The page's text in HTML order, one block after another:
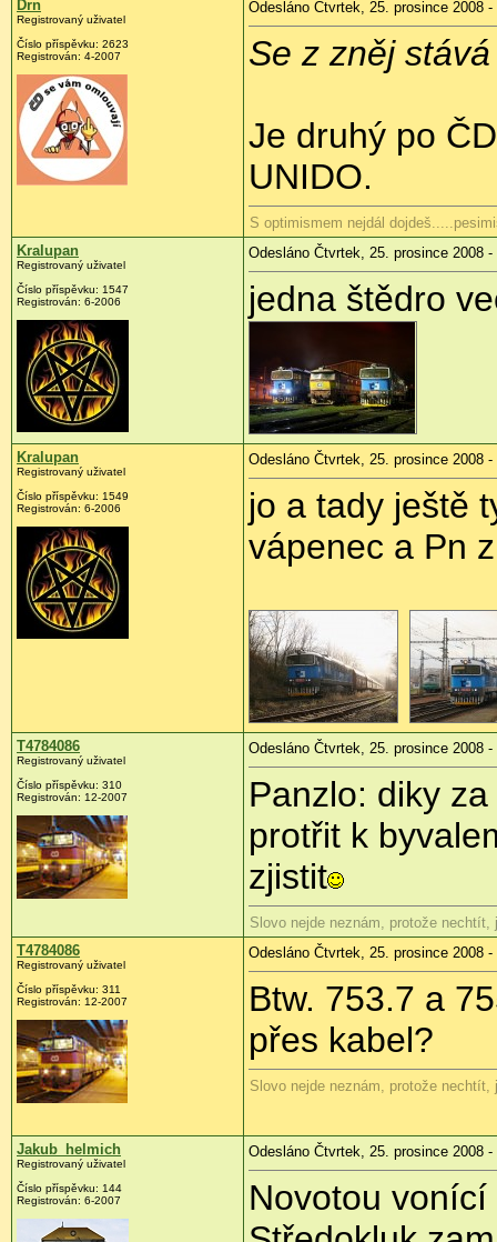
Drn
Registrovaný uživatel
Číslo příspěvku: 2623
Registrován: 4-2007
Odesláno Čtvrtek, 25. prosince 2008 -
Se z zněj
Je druhý po
UNIDO.
S optimismem nejdál
Kralupan
Registrovaný uživatel
Číslo příspěvku: 1547
Registrován: 6-2006
Odesláno Čtvrtek, 25. prosince 2008 -
jedna štědro
Kralupan
Registrovaný uživatel
Číslo příspěvku: 1549
Registrován: 6-2006
Odesláno Čtvrtek, 25. prosince 2008 -
jo a tady ještě
vápenec a Pn
T4784086
Registrovaný uživatel
Číslo příspěvku: 310
Registrován: 12-2007
Odesláno Čtvrtek, 25. prosince 2008 -
Panzlo: diky
protřit k
zjistit
Slovo nejde neznám, protože
T4784086
Registrovaný uživatel
Číslo příspěvku: 311
Registrován: 12-2007
Odesláno Čtvrtek, 25. prosince 2008 -
Btw. 753.7 a
přes kabel?
Slovo nejde neznám, protože
Jakub_helmich
Registrovaný uživatel
Číslo příspěvku: 144
Registrován: 6-2007
Odesláno Čtvrtek, 25. prosince 2008 -
Novotou